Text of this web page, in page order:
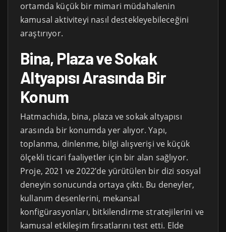
ortamda küçük bir mimari müdahalenin
kamusal aktiviteyi nasıl destekleyebileceğini
araştırıyor.
Bina, Plaza ve Sokak
Altyapısı Arasında Bir
Konum
Hatmachida, bina, plaza ve sokak altyapısı
arasında bir konumda yer alıyor. Yapı,
toplanma, dinlenme, bilgi alışverişi ve küçük
ölçekli ticari faaliyetler için bir alan sağlıyor.
Proje, 2021 ve 2022’de yürütülen bir dizi sosyal
deneyin sonucunda ortaya çıktı. Bu deneyler,
kullanım desenlerini, mekansal
konfigürasyonları, bitkilendirme stratejilerini ve
kamusal etkileşim fırsatlarını test etti. Elde